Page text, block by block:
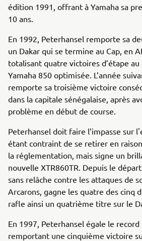
édition 1991, offrant à Yamaha sa
10 ans.
En 1992, Peterhansel remporte sa
un Dakar qui se termine au Cap, en
totalisant quatre victoires d’étape au
Yamaha 850 optimisée. L’année
remporte sa troisième victoire
dans la capitale sénégalaise, après
problème en début de course.
Peterhansel doit faire l’impasse sur
étant contraint de se retirer en
la réglementation, mais signe un
nouvelle XTR860TR. Depuis le
sans relâche contre les attaques de
Arcarons, gagne les quatre des cinq
rafle ainsi un quatrième titre sur le
En 1997, Peterhansel égale le
remportant une cinquième victoire